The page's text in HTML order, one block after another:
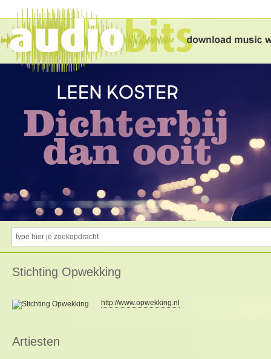
Stichting Opwekking
http://www.opwekking.nl
Artiesten